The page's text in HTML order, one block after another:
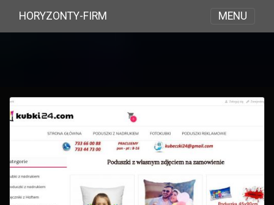
HORYZONTY-FIRM MENU